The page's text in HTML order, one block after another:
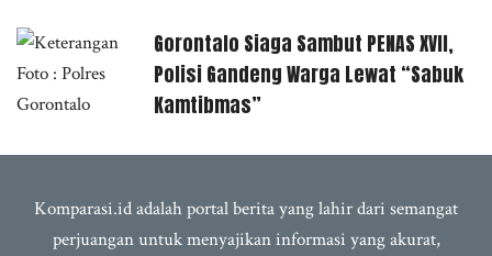
Gorontalo Siaga Sambut PENAS XVII,
Polisi Gandeng Warga Lewat “Sabuk
Kamtibmas”
Komparasi.id adalah portal berita yang lahir dari semangat
perjuangan untuk menyajikan informasi yang akurat,